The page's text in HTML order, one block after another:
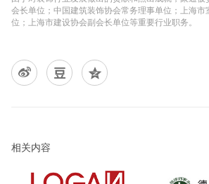
会长单位；中国建筑装饰协会常务理事单位；上海
位；上海市建设协会副会长单位等重要行业职务。
相关内容